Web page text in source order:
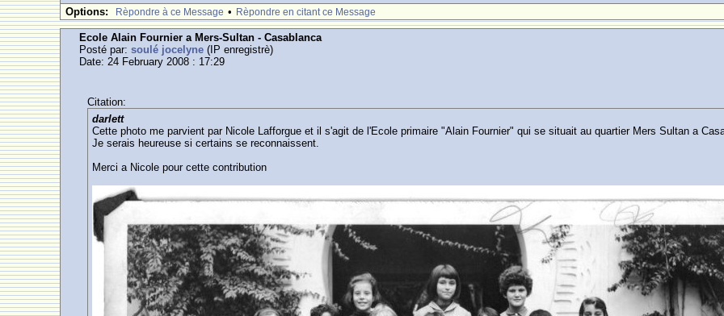
Options: Rèpondre à ce Message • Rèpondre en citant ce Message
Ecole Alain Fournier a Mers-Sultan - Casablanca
Posté par:soulé jocelyne (IP enregistrè)
Date: 24 February 2008 : 17:29
Citation:
darlett
Cette photo me parvient par Nicole Lafforgue et il s'agit de l'Ecole primaire "Alain Fournier" qui se situait au quartier Mers Sultan a
Je serais heureuse si certains se reconnaissent.
Merci a Nicole pour cette contribution